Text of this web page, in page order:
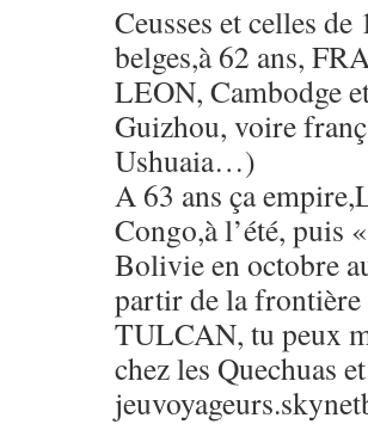
Ceusses et celles
belges,à 62 ans,
LEON, Cambodge
Guizhou, voire
Ushuaia…)
A 63 ans ça
Congo,à l’été, puis
Bolivie en octobre
partir de la frontière
TULCAN, tu peux
chez les Quechuas